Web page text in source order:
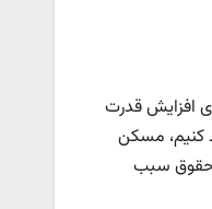
افزایش قدرت
کنیم، مسکن
حقوق سبب